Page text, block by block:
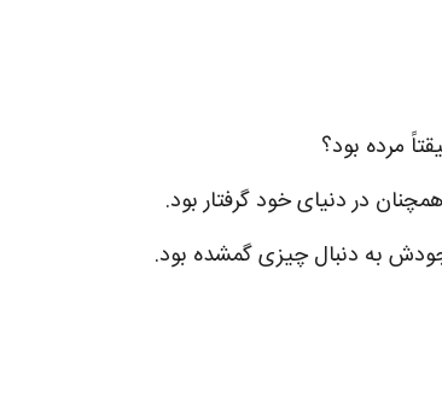
مرده بود؟
در دنیای خود گرفتار بود.
به دنبال چیزی گمشده بود.